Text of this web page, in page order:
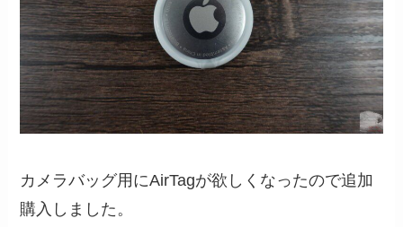
カメラバッグ用にAirTagが欲しくなったので追加
購入しました。